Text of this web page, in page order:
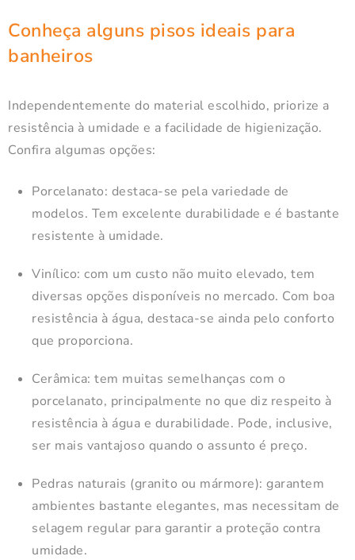
Conheça alguns pisos ideais para
banheiros
Independentemente do material escolhido, priorize a
resistência à umidade e a facilidade de higienização.
Confira algumas opções:
Porcelanato: destaca-se pela variedade de
modelos. Tem excelente durabilidade e é bastante
resistente à umidade.
Vinílico: com um custo não muito elevado, tem
diversas opções disponíveis no mercado. Com boa
resistência à água, destaca-se ainda pelo conforto
que proporciona.
Cerâmica: tem muitas semelhanças com o
porcelanato, principalmente no que diz respeito à
resistência à água e durabilidade. Pode, inclusive,
ser mais vantajoso quando o assunto é preço.
Pedras naturais (granito ou mármore): garantem
ambientes bastante elegantes, mas necessitam de
selagem regular para garantir a proteção contra
umidade.